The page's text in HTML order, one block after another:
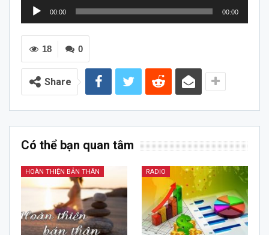
Trình
Audio
00:00 00:00
0
18
Share
Có thể bạn quan tâm
HOÀN THIỆN BẢN THÂN RADIO